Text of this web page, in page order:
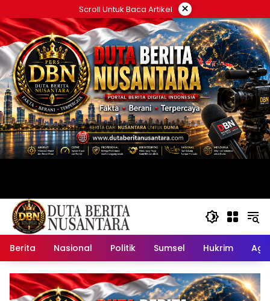
ke
konten
Scroll Untuk Baca Artikel ×
Berita Nasional Politik Sumsel Hukrim